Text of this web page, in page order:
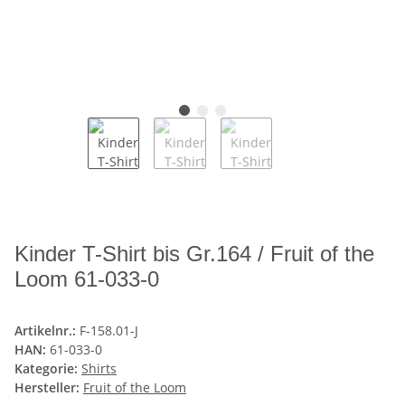
Kinder T-Shirt bis Gr.164 / Fruit of the
Loom 61-033-0
Artikelnr.: F-158.01-J
HAN: 61-033-0
Kategorie: Shirts
Hersteller: Fruit of the Loom